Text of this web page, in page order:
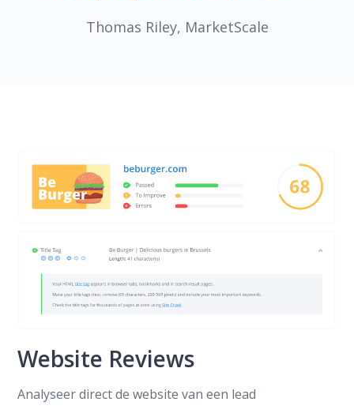
Thomas Riley, MarketScale
Website Reviews
Analyseer direct de website van een lead